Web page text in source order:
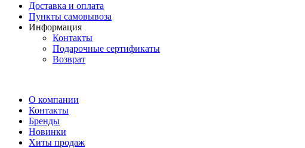
Доставка и оплата
Пункты самовывоза
Информация
Контакты
Подарочные сертификаты
Возврат
О компании
Контакты
Бренды
Новинки
Хиты продаж